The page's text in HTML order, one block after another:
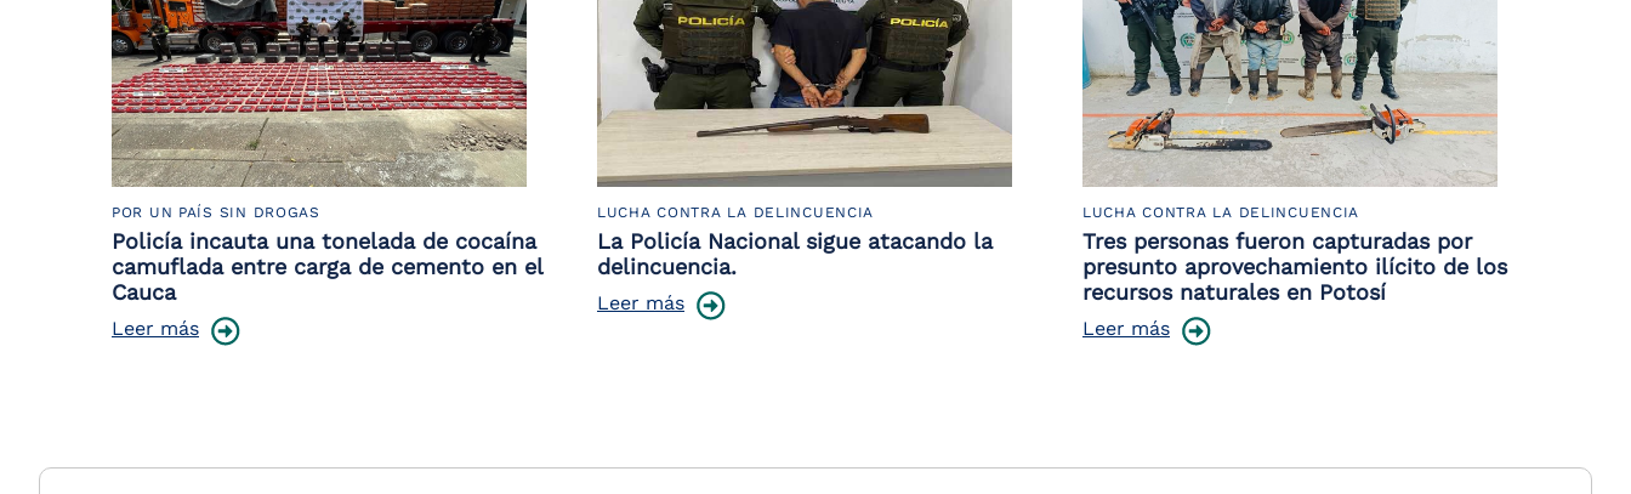
POR UN PAÍS SIN DROGAS
Policía incauta una tonelada de cocaína
camuflada entre carga de cemento en el
Cauca
Leer más
LUCHA CONTRA LA DELINCUENCIA
La Policía Nacional sigue atacando la
delincuencia.
Leer más
LUCHA CONTRA LA DELINCUENCIA
Tres personas fueron capturadas por
presunto aprovechamiento ilícito de los
recursos naturales en Potosí
Leer más